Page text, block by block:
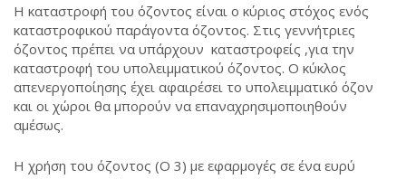
Η καταστροφή του όζοντος είναι ο κύριος στόχος ενός
καταστροφικού παράγοντα όζοντος. Στις γεννήτριες
όζοντος πρέπει να υπάρχουν καταστροφείς ,για την
καταστροφή του υπολειμματικού όζοντος. Ο κύκλος
απενεργοποίησης έχει αφαιρέσει το υπολειμματικό όζον
και οι χώροι θα μπορούν να επαναχρησιμοποιηθούν
αμέσως.
Η χρήση του όζοντος (O 3) με εφαρμογές σε ένα ευρύ